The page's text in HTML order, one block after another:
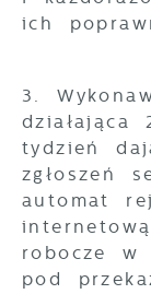
ich
3.
działająca
tydzień
zgłoszeń
automat
robocze w
pod